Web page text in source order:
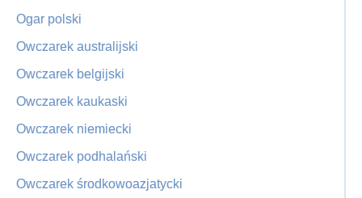
Ogar polski
Owczarek australijski
Owczarek belgijski
Owczarek kaukaski
Owczarek niemiecki
Owczarek podhalański
Owczarek środkowoazjatycki